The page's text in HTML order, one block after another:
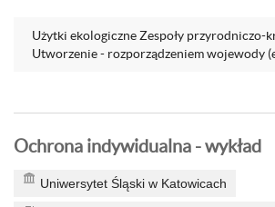
Użytki ekologiczne Zespoły przyrodniczo-
Utworzenie - rozporządzeniem wojewody
Ochrona indywidualna - wykład
Uniwersytet Śląski w Katowicach